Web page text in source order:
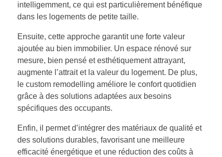
intelligemment, ce qui est particulièrement bénéfique
dans les logements de petite taille.
Ensuite, cette approche garantit une forte valeur
ajoutée au bien immobilier. Un espace rénové sur
mesure, bien pensé et esthétiquement attrayant,
augmente l’attrait et la valeur du logement. De plus,
le custom remodelling améliore le confort quotidien
grâce à des solutions adaptées aux besoins
spécifiques des occupants.
Enfin, il permet d’intégrer des matériaux de qualité et
des solutions durables, favorisant une meilleure
efficacité énergétique et une réduction des coûts à